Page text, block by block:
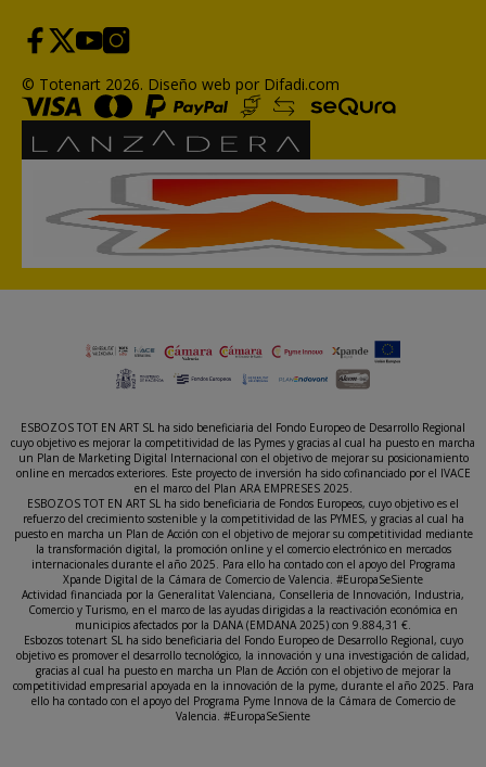
© Totenart 2026. Diseño web por Difadi.com
ESBOZOS TOT EN ART SL ha sido beneficiaria del Fondo Europeo de Desarrollo Regional
cuyo objetivo es mejorar la competitividad de las Pymes y gracias al cual ha puesto en marcha
un Plan de Marketing Digital Internacional con el objetivo de mejorar su posicionamiento
online en mercados exteriores. Este proyecto de inversión ha sido cofinanciado por el IVACE
en el marco del Plan ARA EMPRESES 2025.
ESBOZOS TOT EN ART SL ha sido beneficiaria de Fondos Europeos, cuyo objetivo es el
refuerzo del crecimiento sostenible y la competitividad de las PYMES, y gracias al cual ha
puesto en marcha un Plan de Acción con el objetivo de mejorar su competitividad mediante
la transformación digital, la promoción online y el comercio electrónico en mercados
internacionales durante el año 2025. Para ello ha contado con el apoyo del Programa
Xpande Digital de la Cámara de Comercio de Valencia. #EuropaSeSiente
Actividad financiada por la Generalitat Valenciana, Conselleria de Innovación, Industria,
Comercio y Turismo, en el marco de las ayudas dirigidas a la reactivación económica en
municipios afectados por la DANA (EMDANA 2025) con 9.884,31 €.
Esbozos totenart SL ha sido beneficiaria del Fondo Europeo de Desarrollo Regional, cuyo
objetivo es promover el desarrollo tecnológico, la innovación y una investigación de calidad,
gracias al cual ha puesto en marcha un Plan de Acción con el objetivo de mejorar la
competitividad empresarial apoyada en la innovación de la pyme, durante el año 2025. Para
ello ha contado con el apoyo del Programa Pyme Innova de la Cámara de Comercio de
Valencia. #EuropaSeSiente